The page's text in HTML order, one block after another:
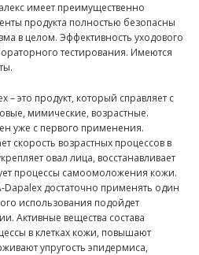
имеет преимущественно
продукта полностью безопасны
в целом. Эффективность уходового
тестирования. Имеются
это продукт, который справляет с
мимические, возрастные.
уже с первого применения.
скорость возрастных процессов в
овал лица, восстанавливает
процессы самоомоложения кожи.
достаточно применять один
использования подойдет
Активные вещества состава
в клетках кожи, повышают
упругость эпидермиса,